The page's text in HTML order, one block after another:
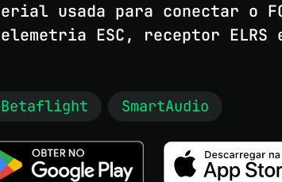
usada para conectar o
ESC, receptor
Betaflight SmartAudio